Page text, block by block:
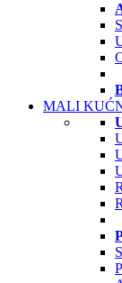
MALI